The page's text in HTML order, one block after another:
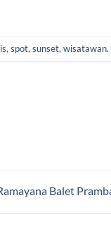
, spot, sunset, wisatawan.
Balet